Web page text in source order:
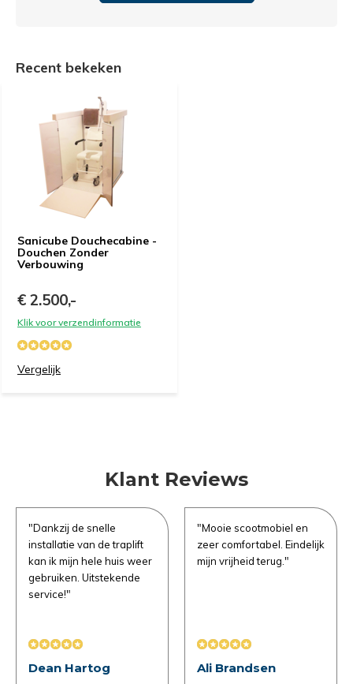
Recent bekeken
Sanicube Douchecabine -
Douchen Zonder
Verbouwing
€ 2.500,-
Klik voor verzendinformatie
Vergelijk
Klant Reviews
"Dankzij de snelle
installatie van de traplift
kan ik mijn hele huis weer
gebruiken. Uitstekende
service!"
Dean Hartog
"Mooie scootmobiel en
zeer comfortabel. Eindelijk
mijn vrijheid terug."
Ali Brandsen
Product Naam
Gewenste datum voor proefrit
Product Naam
Gewenste datum voor slaapadvies
Gewenste datum voor proefzitten
Opmerkingen
Verstuur je vraag